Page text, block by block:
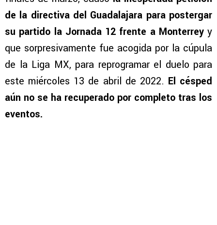
de la directiva del Guadalajara para postergar
su partido la Jornada 12 frente a Monterreyy
que sorpresivamente fue acogida por la cúpula
de la Liga MX, para reprogramar el duelo para
este miércoles 13 de abril de 2022. El césped
aún no se ha recuperado por completo tras los
eventos.